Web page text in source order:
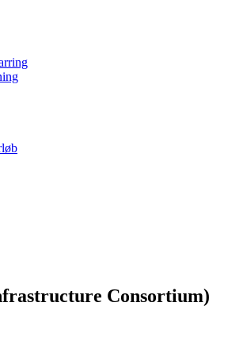
Consortium)